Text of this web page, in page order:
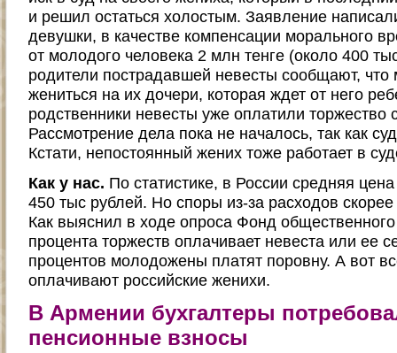
и решил остаться холостым. Заявление
девушки, в качестве компенсации морального
от молодого человека 2 млн тенге (около 400
родители пострадавшей невесты сообщают,
жениться на их дочери, которая ждет от него
родственники невесты уже оплатили торжество
Рассмотрение дела пока не началось, так как
Кстати, непостоянный жених тоже работает в
Как у нас. По статистике, в России средняя
450 тыс рублей. Но споры из-за расходов
Как выяснил в ходе опроса Фонд
процента торжеств оплачивает невеста или ее
процентов молодожены платят поровну. А вот
оплачивают российские женихи.
В Армении бухгалтеры
пенсионные взносы